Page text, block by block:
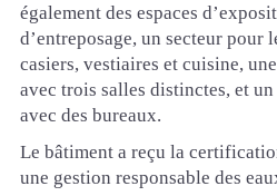
également des espaces
d’entreposage, un secteur pour
casiers, vestiaires et cuisine,
avec trois salles distinctes, et
avec des bureaux.
Le bâtiment a reçu la
une gestion responsable des